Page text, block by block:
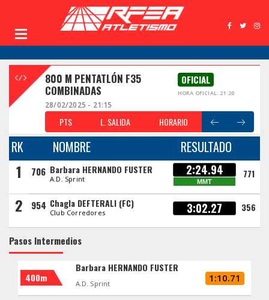
800 M PENTATLÓN F35
COMBINADAS
OFICIAL
HORA OFICIAL: 21:20
28/02/2025 - 21:15
PTS L. SALIDA HORARIO
RK NOMBRE RESULTADO
1 706 Barbara HERNANDO FUSTER
A.D. Sprint
2:24.94
MMT
771
2 954 Chagla DEFTERALI (FC)
Club Corredores 3:02.27 356
Pasos Intermedios
400m
Barbara HERNANDO FUSTER
A.D. Sprint 1:10.71